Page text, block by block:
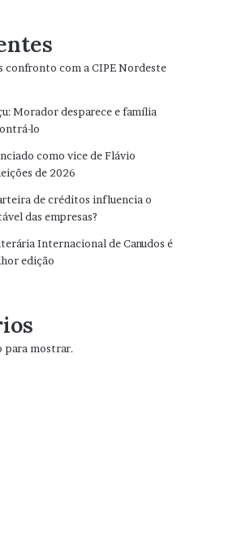
confronto com a CIPE Nordeste
Morador desparece e família
lo
como vice de Flávio
de 2026
de créditos influencia o
das empresas?
Internacional de Canudos é
edição
para mostrar.